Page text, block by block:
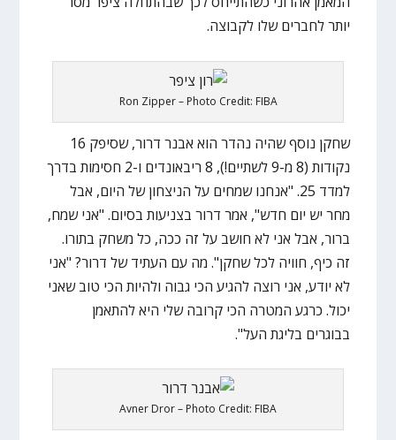
יותר לחברים שלו לקבוצה.
Ron Zipper – Photo Credit: FIBA
שחקן נוסף שהיה נהדר הוא אבנר דרור, שסיפק 16
נקודות (8 מ-9 לשתיים!), 8 ריבאונדים ו-2 חסימות בדרך
למדד 25. "אנחנו שמחים על הניצחון של היום, אבל
מחר יש יום חדש", אמר דרור בצניעות בסיום. "אני שמח,
ברור, אבל אני לא חושב על זה ככה, כל משחק בתורו.
זה כיף, חוויה לכל שחקן". מה עם העתיד של דרור? "אני
לא יודע, אני רוצה להגיע הכי גבוה ולהיות הכי טוב שאני
יכול. כרגע המטרה הכי קרובה שלי היא להתאמן
בבוגרים בליגת העל".
Avner Dror – Photo Credit: FIBA